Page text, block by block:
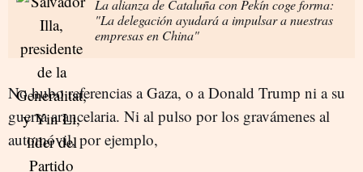
La alianza de Cataluña con Pekín coge forma:
"La delegación ayudará a impulsar a nuestras
empresas en China"
No hubo referencias a Gaza, o a Donald Trump ni a su
guerra arancelaria. Ni al pulso por los gravámenes al
automóvil, por ejemplo,